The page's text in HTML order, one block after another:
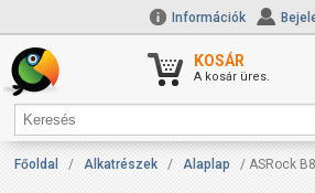
Információk
KOSÁR
A kosár üres.
Főoldal / Alkatrészek / Alaplap / ASRock